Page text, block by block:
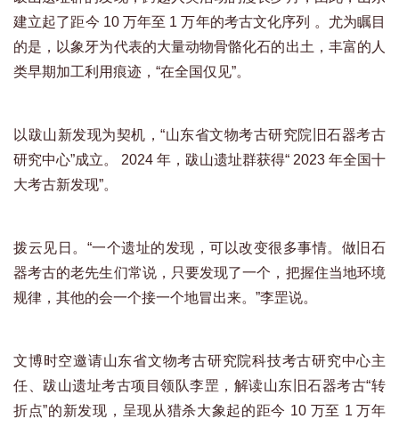
建立起了距今 10 万年至 1 万年的考古文化序列 。尤为瞩目
的是，以象牙为代表的大量动物骨骼化石的出土，丰富的人
类早期加工利用痕迹，“在全国仅见”。
以跋山新发现为契机，“山东省文物考古研究院旧石器考古
研究中心”成立。 2024 年，跋山遗址群获得“ 2023 年全国十
大考古新发现”。
拨云见日。“一个遗址的发现，可以改变很多事情。做旧石
器考古的老先生们常说，只要发现了一个，把握住当地环境
规律，其他的会一个接一个地冒出来。”李罡说。
文博时空邀请山东省文物考古研究院科技考古研究中心主
任、跋山遗址考古项目领队李罡，解读山东旧石器考古“转
折点”的新发现，呈现从猎杀大象起的距今 10 万至 1 万年